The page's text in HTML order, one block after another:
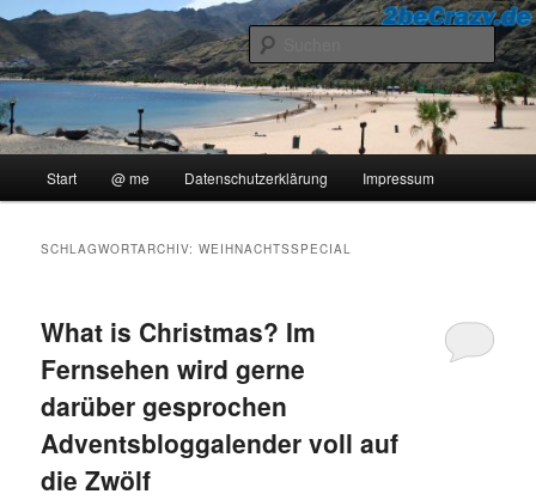
Zum
primären
Inhalt
springen
Zum
sekundären
Inhalt
springen2beCrazy
..::Ollis Blog::..
Start @ me Datenschutzerklärung Impressum
SCHLAGWORTARCHIV:WEIHNACHTSSPECIAL
What is Christmas? Im
Fernsehen wird gerne
darüber gesprochen
Adventsbloggalender voll auf
die Zwölf